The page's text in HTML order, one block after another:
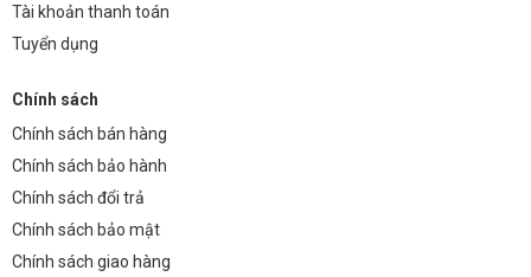
Tài khoản thanh toán
Tuyển dụng
Chính sách
Chính sách bán hàng
Chính sách bảo hành
Chính sách đổi trả
Chính sách bảo mật
Chính sách giao hàng